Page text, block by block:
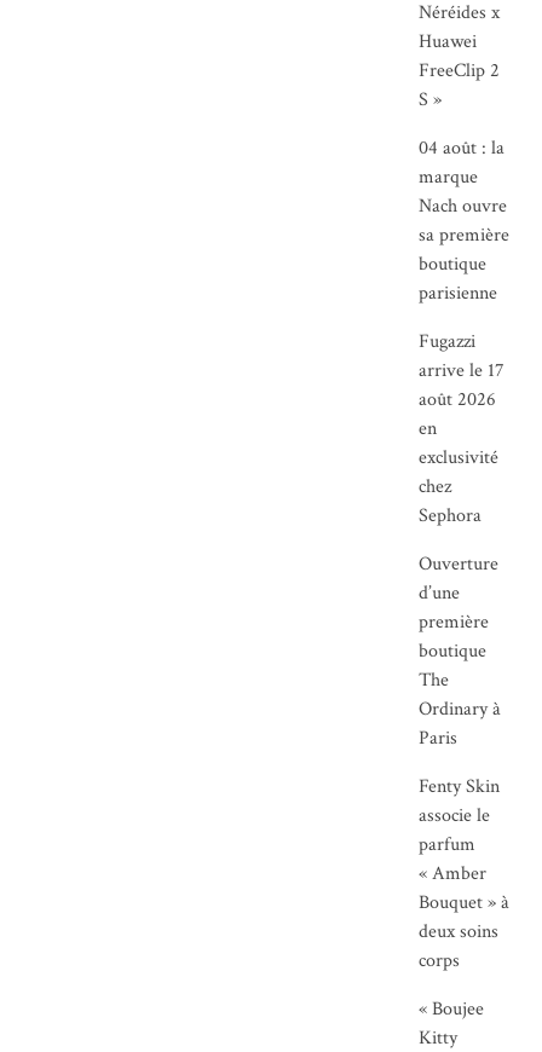
Néréides x
Huawei
FreeClip 2
S »
04 août : la
marque
Nach ouvre
sa première
boutique
parisienne
Fugazzi
arrive le 17
août 2026
en
exclusivité
chez
Sephora
Ouverture
d’une
première
boutique
The
Ordinary à
Paris
Fenty Skin
associe le
parfum
« Amber
Bouquet » à
deux soins
corps
« Boujee
Kitty